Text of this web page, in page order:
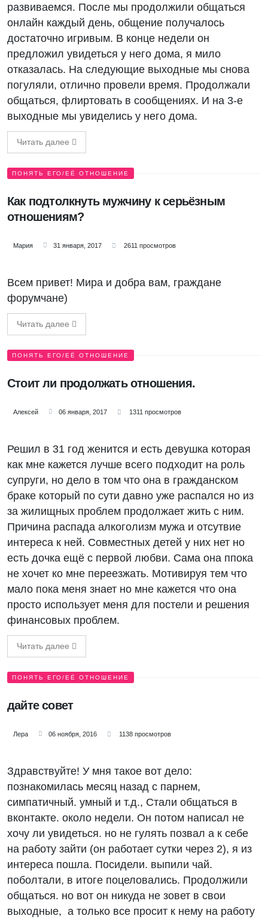
развиваемся. После мы продолжили общаться
онлайн каждый день, общение получалось
достаточно игривым. В конце недели он
предложил увидеться у него дома, я мило
отказалась. На следующие выходные мы снова
погуляли, отлично провели время. Продолжали
общаться, флиртовать в сообщениях. И на 3-е
выходные мы увиделись у него дома.
Читать далее
ПОНЯТЬ ЕГО/ЕЁ ОТНОШЕНИЕ
Как подтолкнуть мужчину к серьёзным
отношениям?
Мария 31 января, 2017 2611 просмотров
Всем привет! Мира и добра вам, граждане
форумчане)
Читать далее
ПОНЯТЬ ЕГО/ЕЁ ОТНОШЕНИЕ
Стоит ли продолжать отношения.
Алексей 06 января, 2017 1311 просмотров
Решил в 31 год женится и есть девушка которая
как мне кажется лучше всего подходит на роль
супруги, но дело в том что она в гражданском
браке который по сути давно уже распался но из
за жилищных проблем продолжает жить с ним.
Причина распада алкоголизм мужа и отсутвие
интереса к ней. Совместных детей у них нет но
есть дочка ещё с первой любви. Сама она ппока
не хочет ко мне переезжать. Мотивируя тем что
мало пока меня знает но мне кажется что она
просто использует меня для постели и решения
финансовых проблем.
Читать далее
ПОНЯТЬ ЕГО/ЕЁ ОТНОШЕНИЕ
дайте совет
Лера 06 ноября, 2016 1138 просмотров
Здравствуйте! У мня такое вот дело:
познакомилась месяц назад с парнем,
симпатичный. умный и т.д., Стали общаться в
вконтакте. около недели. Он потом написал не
хочу ли увидеться. но не гулять позвал а к себе
на работу зайти (он работает сутки через 2), я из
интереса пошла. Посидели. выпили чай.
поболтали, в итоге поцеловались. Продолжили
общаться. но вот он никуда не зовет в свои
выходные, а только все просит к нему на работу